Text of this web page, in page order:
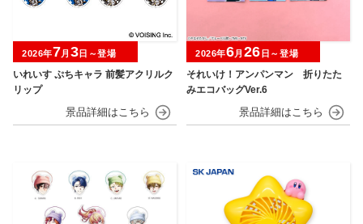
いれいす ぷちキャラ 前髪アクリルク
リップ
2026年7月 3日～登場
それいけ！アンパンマン 折りたた
みエコバッグVer.6
2026年6月 26 日～登場